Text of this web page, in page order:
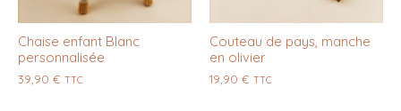
Chaise enfant Blanc
personnalisée
39,90 € TTC
Couteau de pays, manche
en olivier
19,90 € TTC